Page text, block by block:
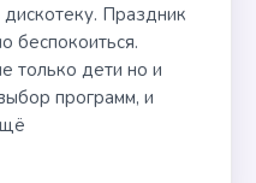
Праздник
беспокоиться.
только дети но и
программ, и